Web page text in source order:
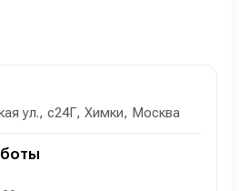
ул., с24Г, Химки, Москва